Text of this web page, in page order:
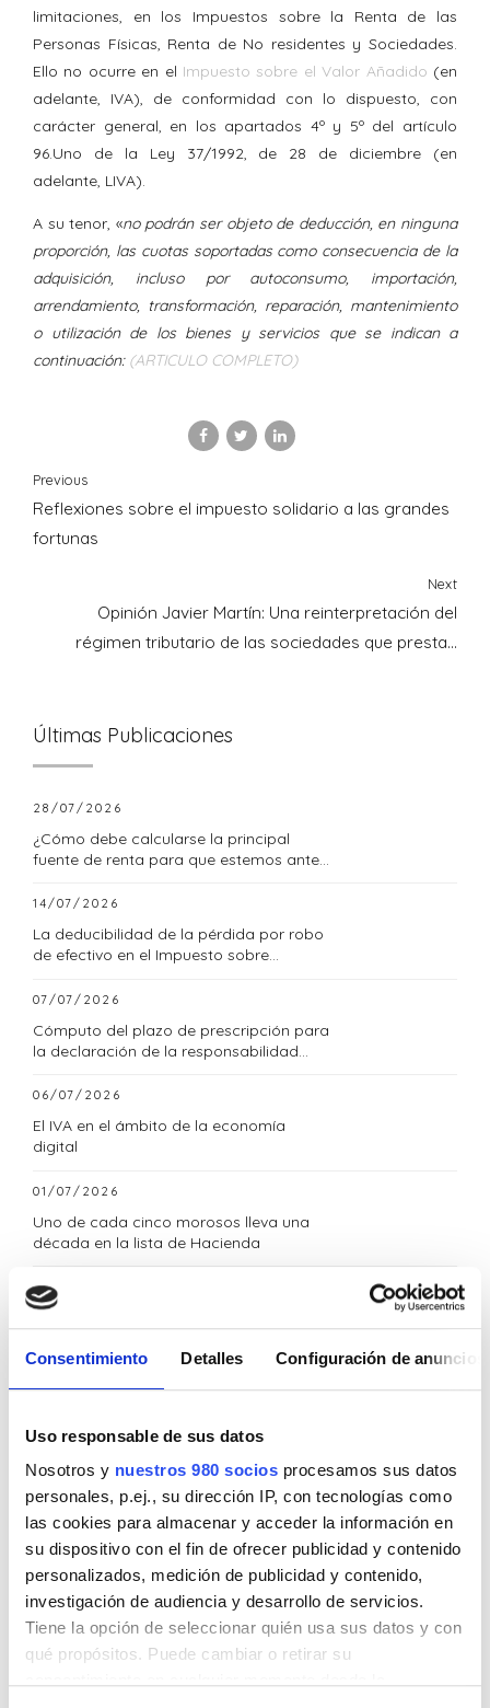
Consentimiento Detalles Configuración de anuncios
Uso responsable de sus datos
Nosotros y nuestros 980 socios procesamos sus datos
personales, p.ej., su dirección IP, con tecnologías como
las cookies para almacenar y acceder la información en
su dispositivo con el fin de ofrecer publicidad y contenido
personalizados, medición de publicidad y contenido,
investigación de audiencia y desarrollo de servicios.
Tiene la opción de seleccionar quién usa sus datos y con
qué propósitos. Puede cambiar o retirar su
limitaciones, en los Impuestos sobre la Renta de las
Personas Físicas, Renta de No residentes y Sociedades.
Ello no ocurre en el Impuesto sobre el Valor Añadido (en
adelante, IVA), de conformidad con lo dispuesto, con
carácter general, en los apartados 4º y 5º del artículo
96.Uno de la Ley 37/1992, de 28 de diciembre (en
adelante, LIVA).
A su tenor, «no podrán ser objeto de deducción, en ninguna
proporción, las cuotas soportadas como consecuencia de la
adquisición, incluso por autoconsumo, importación,
arrendamiento, transformación, reparación, mantenimiento
o utilización de los bienes y servicios que se indican a
continuación: (ARTICULO COMPLETO)
Previous
Reflexiones sobre el impuesto solidario a las grandes
fortunas
Next
Opinión Javier Martín: Una reinterpretación del
régimen tributario de las sociedades que prestan
Últimas Publicaciones
28/07/2026
¿Cómo debe calcularse la principal
fuente de renta para que estemos ante
14/07/2026
La deducibilidad de la pérdida por robo
de efectivo en el Impuesto sobre
07/07/2026
Cómputo del plazo de prescripción para
la declaración de la responsabilidad
06/07/2026
El IVA en el ámbito de la economía
digital
01/07/2026
Uno de cada cinco morosos lleva una
década en la lista de Hacienda
junio 2026 (8)
mayo 2026
abril 2026
marzo 2026